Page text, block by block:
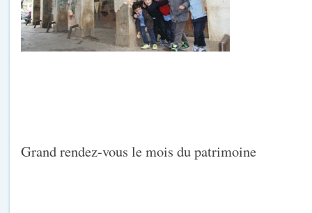
Grand rendez-vous le mois du patrimoine